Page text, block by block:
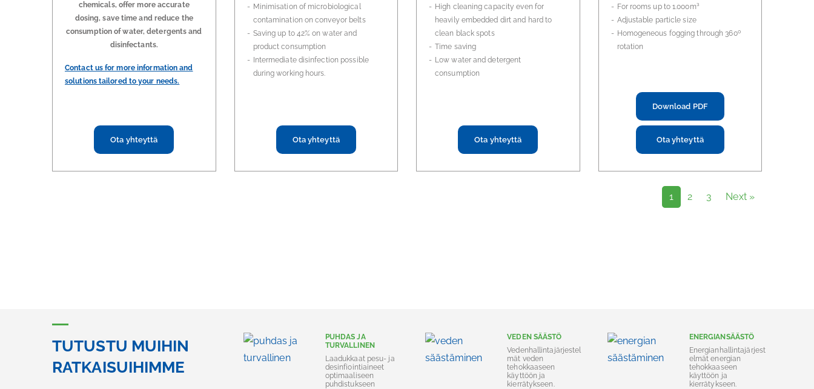
chemicals, offer more accurate
dosing, save time and reduce the
consumption of water, detergents and
disinfectants.
Contact us for more information and
solutions tailored to your needs.
Ota yhteyttä
Minimisation of microbiological
contamination on conveyor belts
Saving up to 42% on water and
product consumption
Intermediate disinfection possible
during working hours.
Ota yhteyttä
High cleaning capacity even for
heavily embedded dirt and hard to
clean black spots
Time saving
Low water and detergent
consumption
Ota yhteyttä
For rooms up to 1.000m³
Adjustable particle size
Homogeneous fogging through 3600
rotation
Download PDF
Ota yhteyttä
1 2 3 Next »
TUTUSTU MUIHIN
RATKAISUIHIMME
PUHDAS JA
TURVALLINEN
Laadukkaat pesu- ja
desinfiointiaineet
optimaaliseen
puhdistukseen
VEDEN SÄÄSTÖ
Vedenhallintajärjestel
mät veden
tehokkaaseen
käyttöön ja
kierrätykseen.
ENERGIANSÄÄSTÖ
Energianhallintajärjest
elmät energian
tehokkaaseen
käyttöön ja
kierrätykseen.